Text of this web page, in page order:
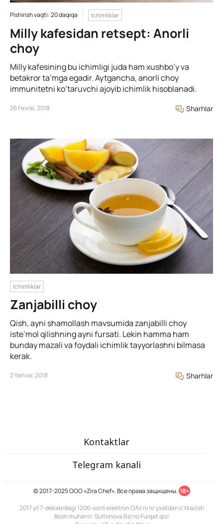
Pishirish vaqti: 20 daqiqa Ichimliklar
Milly kafesidan retsept: Anorli
choy
Milly kafesining bu ichimligi juda ham xushbo’y va
betakror ta’mga egadir. Aytgancha, anorli choy
immunitetni ko’taruvchi ajoyib ichimlik hisoblanadi.
26 Fevral, 2018 Sharhlar
Ichimliklar
Zanjabilli choy
Qish, ayni shamollash mavsumida zanjabilli choy
iste’mol qilishning ayni fursati. Lekin hamma ham
bunday mazali va foydali ichimlik tayyorlashni bilmasa
kerak.
2 Yanvar, 2018 Sharhlar
Kontaktlar
Telegram kanali
© 2017-2025 ООО «Zira Chef». Все права защищены. 18+
2017 yil 7-dekabrdagi 1206-sonli elektron OAV ni ro'yxatdan o'tkazish
Bosh muharrir: Sultonova Ra’no Furqat qizi